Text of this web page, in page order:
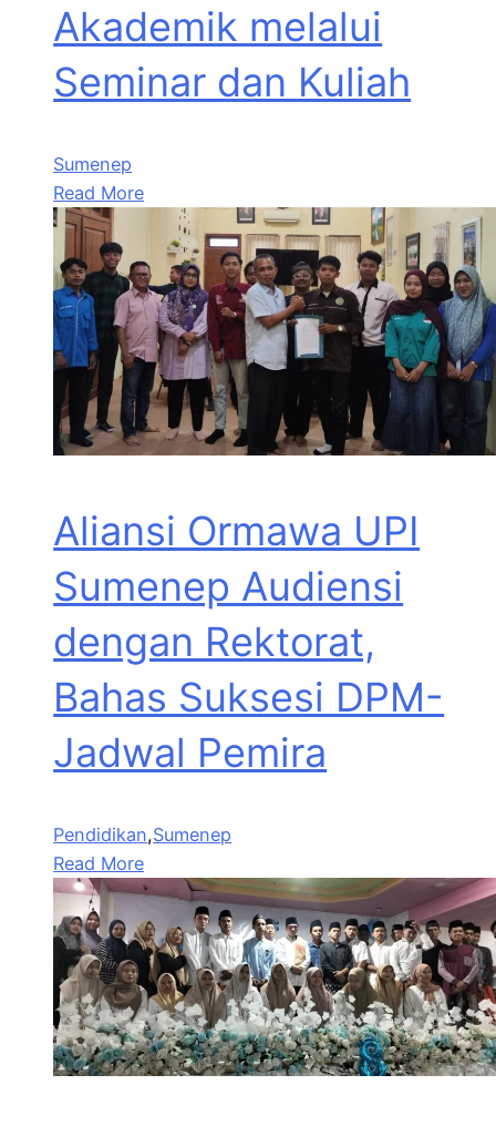
Akademik melalui
Seminar dan Kuliah
Sumenep
Read More
Aliansi Ormawa UPI
Sumenep Audiensi
dengan Rektorat,
Bahas Suksesi DPM-
Jadwal Pemira
Pendidikan,Sumenep
Read More